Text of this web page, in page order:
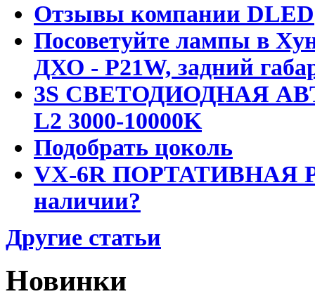
Отзывы компании DLED
Посоветуйте лампы в
ДХО - P21W, задний
3S СВЕТОДИОДНАЯ
L2 3000-10000K
Подобрать цоколь
VX-6R ПОРТАТИВНАЯ
наличии?
Другие статьи
Новинки